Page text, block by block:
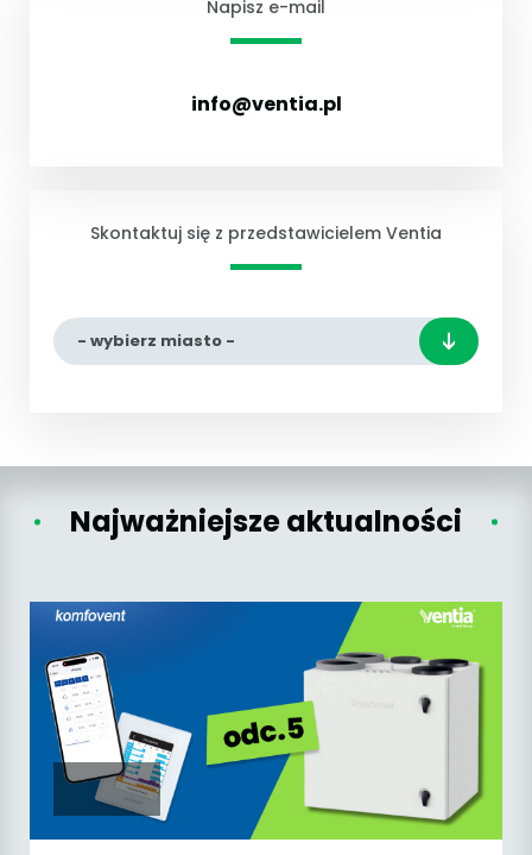
Napisz e-mail
info@ventia.pl
Skontaktuj się z przedstawicielem Ventia
- wybierz miasto -
Najważniejsze aktualności